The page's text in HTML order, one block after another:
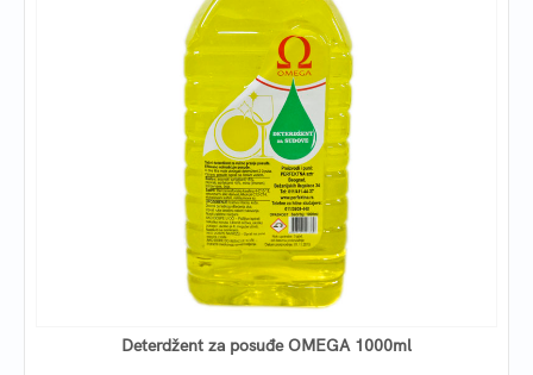
Deterdžent za posuđe OMEGA 1000ml